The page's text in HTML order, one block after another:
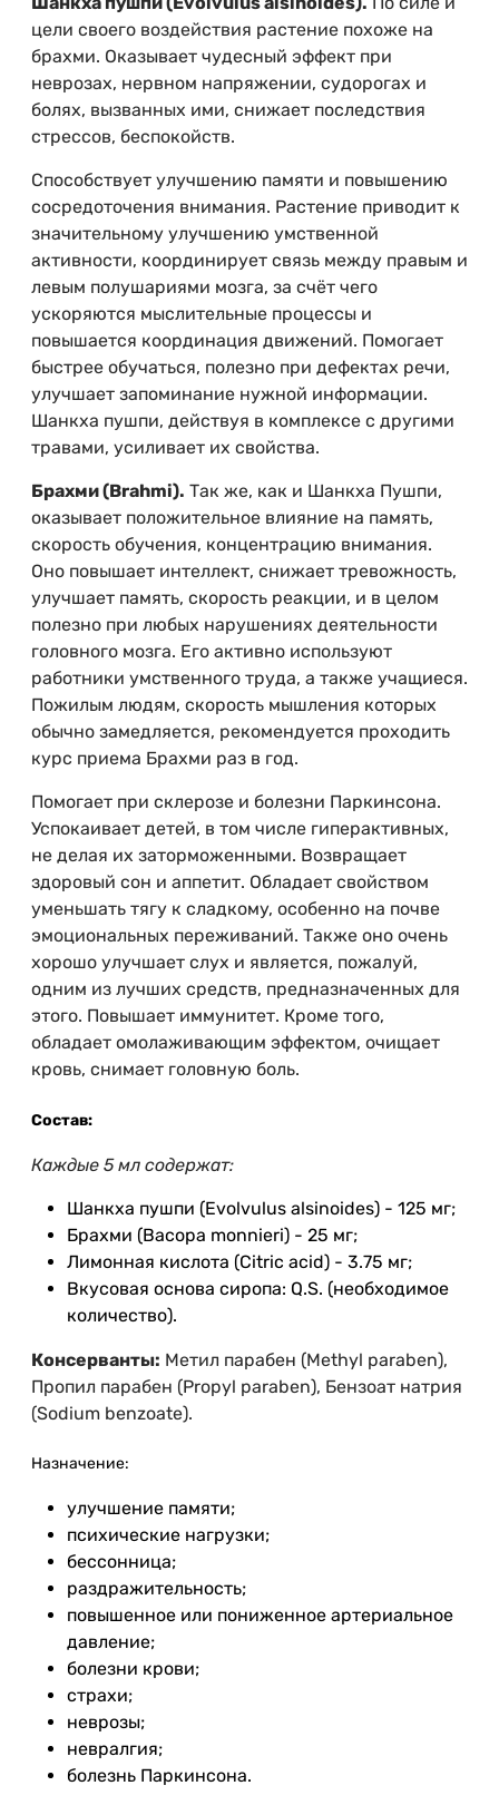
цели своего воздействия растение похоже на
брахми. Оказывает чудесный эффект при
неврозах, нервном напряжении, судорогах и
болях, вызванных ими, снижает последствия
стрессов, беспокойств.
Способствует улучшению памяти и повышению
сосредоточения внимания. Растение приводит к
значительному улучшению умственной
активности, координирует связь между правым и
левым полушариями мозга, за счёт чего
ускоряются мыслительные процессы и
повышается координация движений. Помогает
быстрее обучаться, полезно при дефектах речи,
улучшает запоминание нужной информации.
Шанкха пушпи, действуя в комплексе с другими
травами, усиливает их свойства.
Брахми (Brahmi). Так же, как и Шанкха Пушпи,
оказывает положительное влияние на память,
скорость обучения, концентрацию внимания.
Оно повышает интеллект, снижает тревожность,
улучшает память, скорость реакции, и в целом
полезно при любых нарушениях деятельности
головного мозга. Его активно используют
работники умственного труда, а также учащиеся.
Пожилым людям, скорость мышления которых
обычно замедляется, рекомендуется проходить
курс приема Брахми раз в год.
Помогает при склерозе и болезни Паркинсона.
Успокаивает детей, в том числе гиперактивных,
не делая их заторможенными. Возвращает
здоровый сон и аппетит. Обладает свойством
уменьшать тягу к сладкому, особенно на почве
эмоциональных переживаний. Также оно очень
хорошо улучшает слух и является, пожалуй,
одним из лучших средств, предназначенных для
этого. Повышает иммунитет. Кроме того,
обладает омолаживающим эффектом, очищает
кровь, снимает головную боль.
Состав:
Каждые 5 мл содержат:
Шанкха пушпи (Evolvulus alsinoides) - 125 мг;
Брахми (Bacopa monnieri) - 25 мг;
Лимонная кислота (Citric acid) - 3.75 мг;
Вкусовая основа сиропа: Q.S. (необходимое
количество).
Консерванты: Метил парабен (Methyl paraben),
Пропил парабен (Propyl paraben), Бензоат натрия
(Sodium benzoate).
Назначение:
улучшение памяти;
психические нагрузки;
бессонница;
раздражительность;
повышенное или пониженное артериальное
давление;
болезни крови;
страхи;
неврозы;
невралгия;
болезнь Паркинсона.